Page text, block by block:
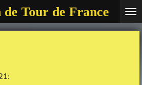
Tour de France